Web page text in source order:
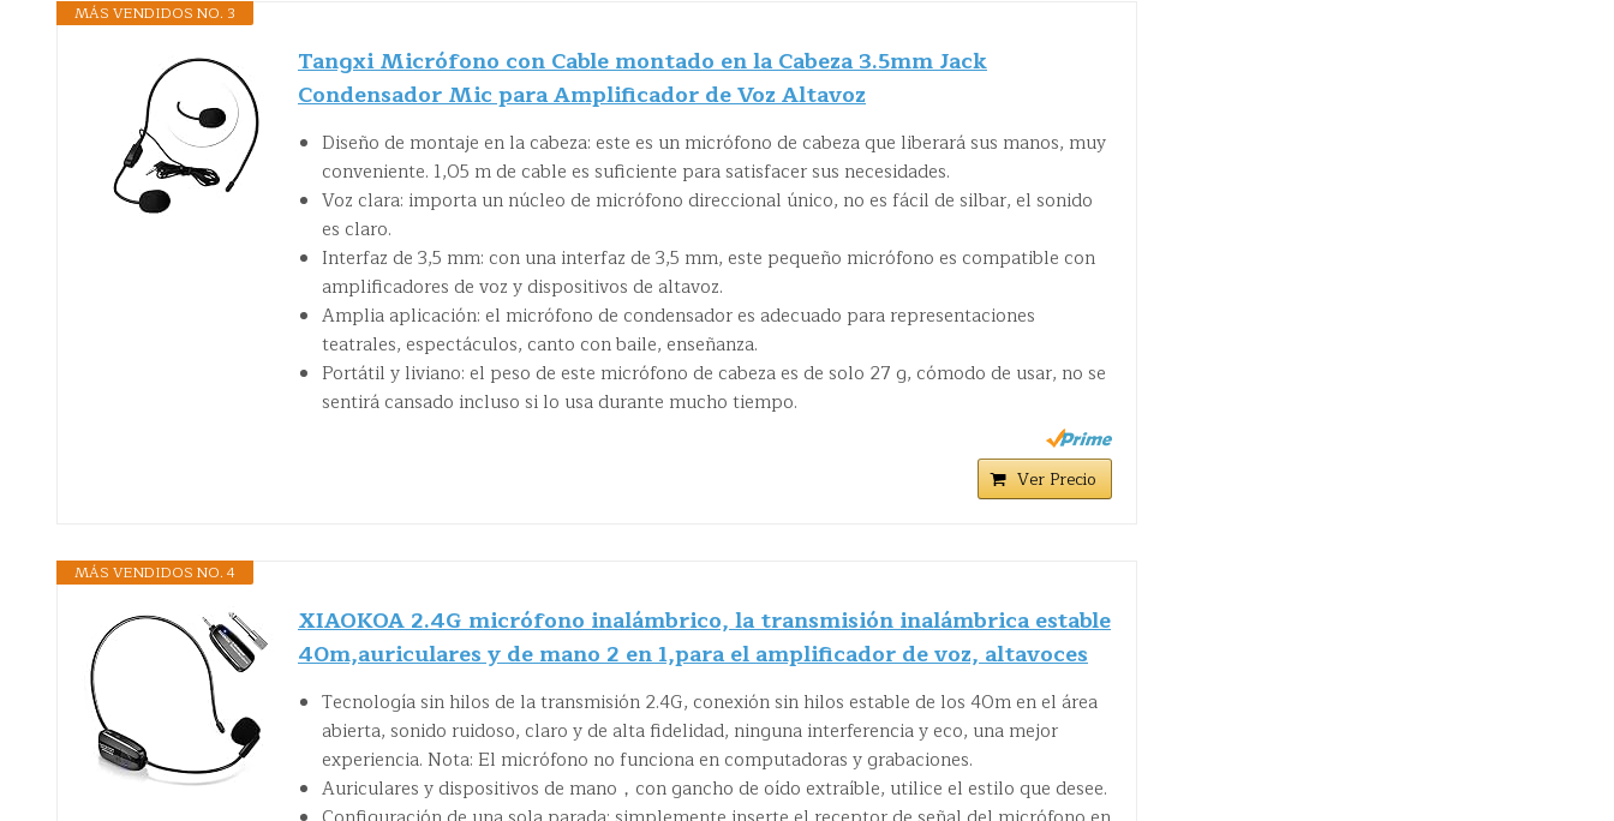
MÁS VENDIDOS NO. 3
Tangxi Micrófono con Cable montado en la Cabeza 3.5mm Jack
Condensador Mic para Amplificador de Voz Altavoz
Diseño de montaje en la cabeza: este es un micrófono de cabeza que liberará sus manos, muy
conveniente. 1,05 m de cable es suficiente para satisfacer sus necesidades.
Voz clara: importa un núcleo de micrófono direccional único, no es fácil de silbar, el sonido
es claro.
Interfaz de 3,5 mm: con una interfaz de 3,5 mm, este pequeño micrófono es compatible con
amplificadores de voz y dispositivos de altavoz.
Amplia aplicación: el micrófono de condensador es adecuado para representaciones
teatrales, espectáculos, canto con baile, enseñanza.
Portátil y liviano: el peso de este micrófono de cabeza es de solo 27 g, cómodo de usar, no se
sentirá cansado incluso si lo usa durante mucho tiempo.
Ver Precio
MÁS VENDIDOS NO. 4
XIAOKOA 2.4G micrófono inalámbrico, la transmisión inalámbrica estable
40m,auriculares y de mano 2 en 1,para el amplificador de voz, altavoces
Tecnología sin hilos de la transmisión 2.4G, conexión sin hilos estable de los 40m en el área
abierta, sonido ruidoso, claro y de alta fidelidad, ninguna interferencia y eco, una mejor
experiencia. Nota: El micrófono no funciona en computadoras y grabaciones.
Auriculares y dispositivos de mano，con gancho de oído extraíble, utilice el estilo que desee.